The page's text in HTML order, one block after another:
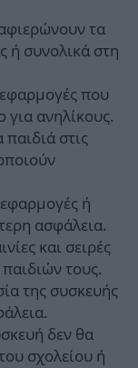
τα
ή συνολικά στη
που
για ανηλίκους.
στις
ή
ασφάλεια.
και σειρές
τους.
της συσκευής
δεν θα
σχολείου ή